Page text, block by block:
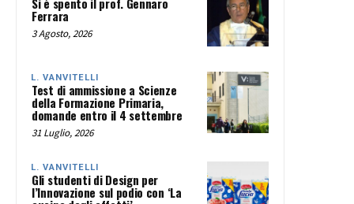
Ferrara
3 Agosto, 2026
L. VANVITELLI
Test di ammissione a Scienze
della Formazione Primaria,
domande entro il 4 settembre
31 Luglio, 2026
L. VANVITELLI
Gli studenti di Design per
l’Innovazione sul podio con ‘La